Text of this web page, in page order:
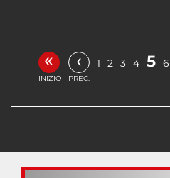
«
INIZIO
‹
PREC.
1 2 3 4 5 6